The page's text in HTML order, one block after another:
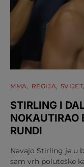
MMA REGIJA SVIJET
STIRLING I
NOKAUTIRAO
RUNDI
Navajo Stirling je u
sam vrh poluteške